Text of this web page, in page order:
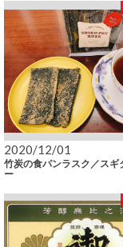
2020/12/01
竹炭の食パンラスク／スギ
ー